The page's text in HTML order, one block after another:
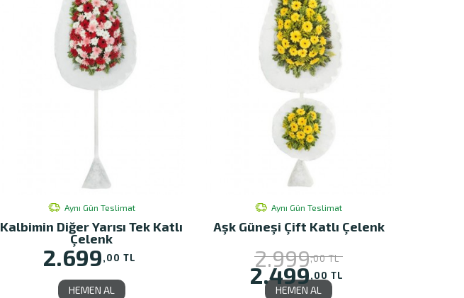
Aynı Gün Teslimat
Kalbimin Diğer Yarısı Tek Katlı
Çelenk
2.699,00 TL
HEMEN AL
Aynı Gün Teslimat
Aşk Güneşi Çift Katlı Çelenk
2.999,00 TL
2.499,00 TL
HEMEN AL